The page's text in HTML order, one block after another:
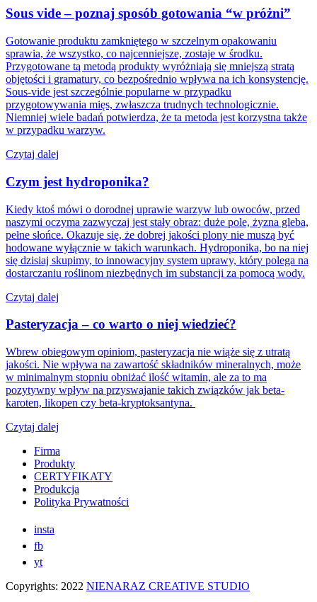
Sous vide – poznaj sposób gotowania “w próżni”
Gotowanie produktu zamkniętego w szczelnym opakowaniu
sprawia, że wszystko, co najcenniejsze, zostaje w środku.
Przygotowane tą metodą produkty wyróżniają się mniejszą stratą
objętości i gramatury, co bezpośrednio wpływa na ich konsystencję.
Sous-vide jest szczególnie popularne w przypadku
przygotowywania mięs, zwłaszcza trudnych technologicznie.
Niemniej wiele badań potwierdza, że ta metoda jest korzystna także
w przypadku warzyw.
Czytaj dalej
Czym jest hydroponika?
Kiedy ktoś mówi o dorodnej uprawie warzyw lub owoców, przed
naszymi oczyma zazwyczaj jest stały obraz: duże pole, żyzna gleba,
pełne słońce. Okazuje się, że dobrej jakości plony nie muszą być
hodowane wyłącznie w takich warunkach. Hydroponika, bo na niej
się dzisiaj skupimy, to innowacyjny system uprawy, który polega na
dostarczaniu roślinom niezbędnych im substancji za pomocą wody.
Czytaj dalej
Pasteryzacja – co warto o niej wiedzieć?
Wbrew obiegowym opiniom, pasteryzacja nie wiąże się z utratą
jakości. Nie wpływa na zawartość składników mineralnych, może
w minimalnym stopniu obniżać ilość witamin, ale za to ma
pozytywny wpływ na przyswajanie takich związków jak beta-
karoten, likopen czy beta-kryptoksantyna.
Czytaj dalej
Firma
Produkty
CERTYFIKATY
Produkcja
Polityka Prywatności
insta
fb
yt
Copyrights: 2022 NIENARAZ CREATIVE STUDIO